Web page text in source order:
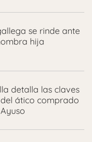
se rinde ante
hija
detalla las claves
ático comprado